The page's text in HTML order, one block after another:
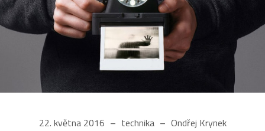
22. května 2016 technika Ondřej Krynek